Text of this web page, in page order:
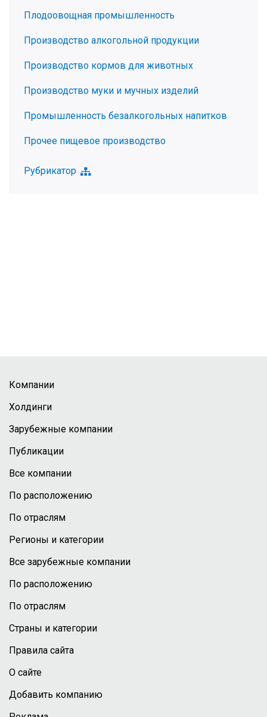
Плодоовощная промышленность
Производство алкогольной продукции
Производство кормов для животных
Производство муки и мучных изделий
Промышленность безалкогольных напитков
Прочее пищевое производство
Рубрикатор
Компании
Холдинги
Зарубежные компании
Публикации
Все компании
По расположению
По отраслям
Регионы и категории
Все зарубежные компании
По расположению
По отраслям
Страны и категории
Правила сайта
О сайте
Добавить компанию